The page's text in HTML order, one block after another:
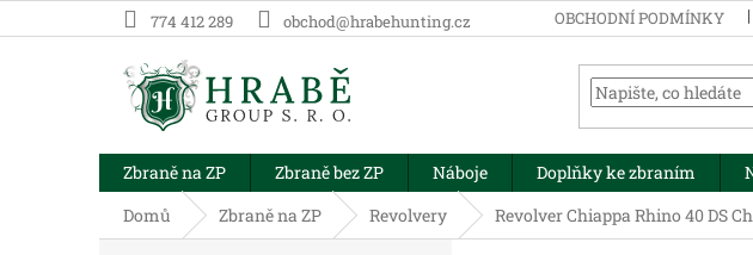
na
774 412 289 obchod@hrabehunting.cz OBCHODNÍ PODMÍNKY
Zbraně na ZP Zbraně bez ZP Náboje Doplňky ke zbraním
Domů
Zbraně na ZP Revolvery Revolver Chiappa Rhino 40 DS